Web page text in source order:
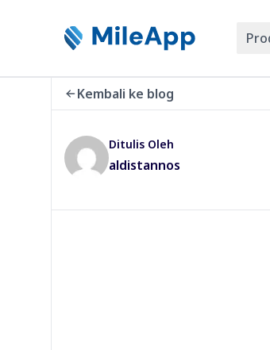
Kembali ke blog
Ditulis Oleh
aldistannos